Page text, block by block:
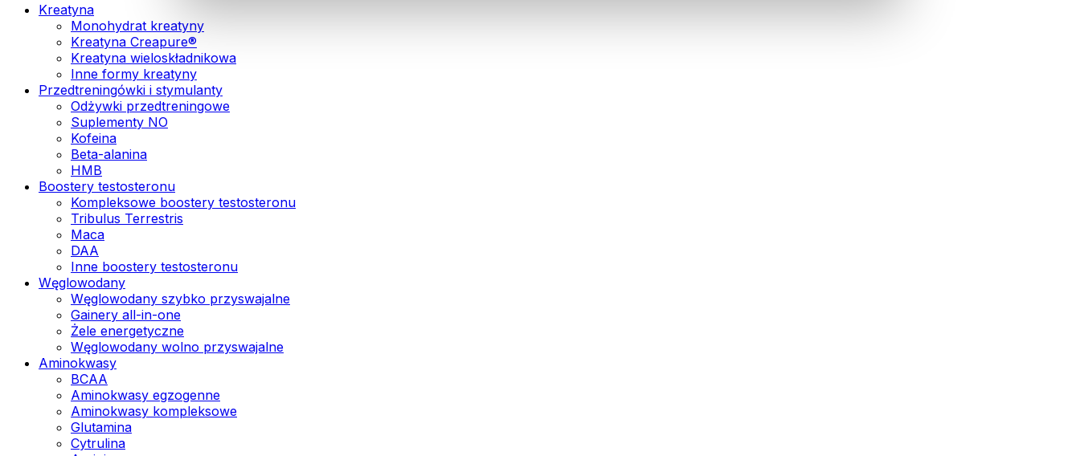
Kreatyna
Monohydrat kreatyny
Kreatyna Creapure®
Kreatyna wieloskładnikowa
Inne formy kreatyny
Przedtreningówki i stymulanty
Odżywki przedtreningowe
Suplementy NO
Kofeina
Beta-alanina
HMB
Boostery testosteronu
Kompleksowe boostery testosteronu
Tribulus Terrestris
Maca
DAA
Inne boostery testosteronu
Węglowodany
Węglowodany szybko przyswajalne
Gainery all-in-one
Żele energetyczne
Węglowodany wolno przyswajalne
Aminokwasy
BCAA
Aminokwasy egzogenne
Aminokwasy kompleksowe
Glutamina
Cytrulina